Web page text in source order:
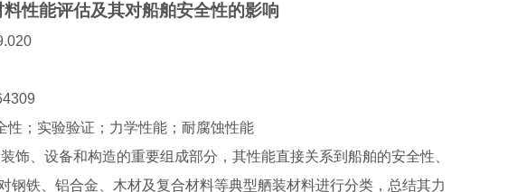
性能评估及其对船舶安全性的影响
性；实验验证；力学性能；耐腐蚀性能
、设备和构造的重要组成部分，其性能直接关系到船舶的安全性、
钢铁、铝合金、木材及复合材料等典型舾装材料进行分类，总结其力